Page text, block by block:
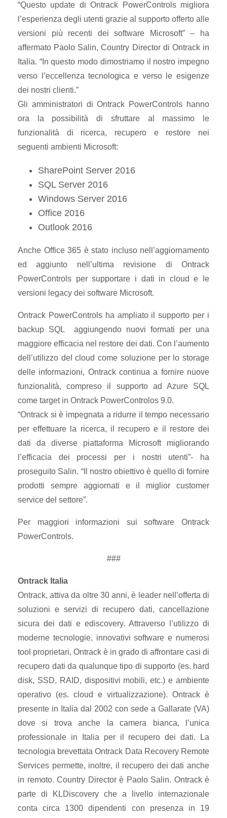
“Questo update di Ontrack PowerControls migliora
l’esperienza degli utenti grazie al supporto offerto alle
versioni più recenti dei software Microsoft” – ha
affermato Paolo Salin, Country Director di Ontrack in
Italia. “In questo modo dimostriamo il nostro impegno
verso l’eccellenza tecnologica e verso le esigenze
dei nostri clienti.”
Gli amministratori di Ontrack PowerControls hanno
ora la possibilità di sfruttare al massimo le
funzionalità di ricerca, recupero e restore nei
seguenti ambienti Microsoft:
SharePoint Server 2016
SQL Server 2016
Windows Server 2016
Office 2016
Outlook 2016
Anche Office 365 è stato incluso nell’aggiornamento
ed aggiunto nell’ultima revisione di Ontrack
PowerControls per supportare i dati in cloud e le
versioni legacy dei software Microsoft.
Ontrack PowerControls ha ampliato il supporto per i
backup SQL aggiungendo nuovi formati per una
maggiore efficacia nel restore dei dati. Con l’aumento
dell’utilizzo del cloud come soluzione per lo storage
delle informazioni, Ontrack continua a fornire nuove
funzionalità, compreso il supporto ad Azure SQL
come target in Ontrack PowerControlos 9.0.
“Ontrack si è impegnata a ridurre il tempo necessario
per effettuare la ricerca, il recupero e il restore dei
dati da diverse piattaforma Microsoft migliorando
l’efficacia dei processi per i nostri utenti”- ha
proseguito Salin. “Il nostro obiettivo è quello di fornire
prodotti sempre aggiornati e il miglior customer
service del settore”.
Per maggiori informazioni sui software Ontrack
PowerControls.
###
Ontrack Italia
Ontrack, attiva da oltre 30 anni, è leader nell’offerta di
soluzioni e servizi di recupero dati, cancellazione
sicura dei dati e ediscovery. Attraverso l’utilizzo di
moderne tecnologie, innovativi software e numerosi
tool proprietari, Ontrack è in grado di affrontare casi di
recupero dati da qualunque tipo di supporto (es. hard
disk, SSD, RAID, dispositivi mobili, etc.) e ambiente
operativo (es. cloud e virtualizzazione). Ontrack è
presente in Italia dal 2002 con sede a Gallarate (VA)
dove si trova anche la camera bianca, l’unica
professionale in Italia per il recupero dei dati. La
tecnologia brevettata Ontrack Data Recovery Remote
Services permette, inoltre, il recupero dei dati anche
in remoto. Country Director è Paolo Salin. Ontrack è
parte di KLDiscovery che a livello internazionale
conta circa 1300 dipendenti con presenza in 19